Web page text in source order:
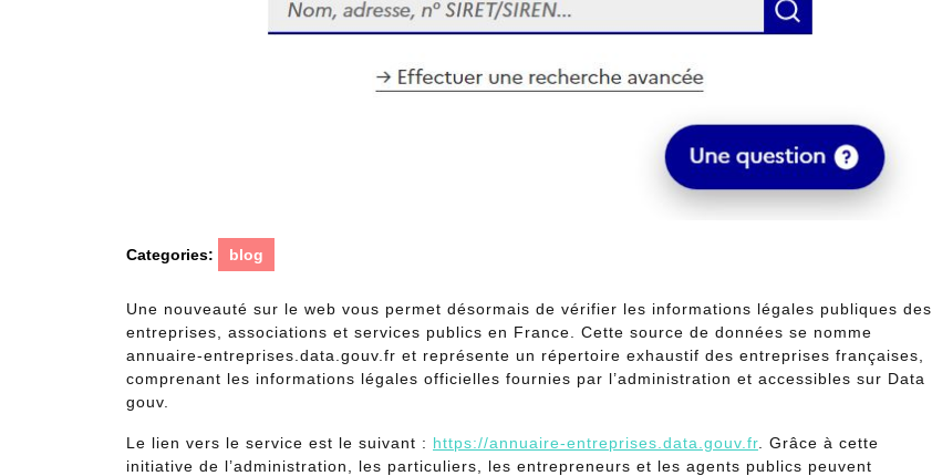
Categories: blog
Une nouveauté sur le web vous permet désormais de vérifier les informations légales publiques des
entreprises, associations et services publics en France. Cette source de données se nomme
annuaire-entreprises.data.gouv.fr et représente un répertoire exhaustif des entreprises françaises,
comprenant les informations légales officielles fournies par l’administration et accessibles sur Data
gouv.
Le lien vers le service est le suivant : https://annuaire-entreprises.data.gouv.fr . Grâce à cette
initiative de l’administration, les particuliers, les entrepreneurs et les agents publics peuvent